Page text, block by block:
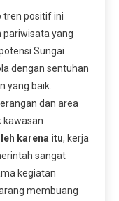
tren positif ini
pariwisata yang
Sungai
dengan sentuhan
yang baik.
dan area
kawasan
karena itu, kerja
sangat
kegiatan
membuang